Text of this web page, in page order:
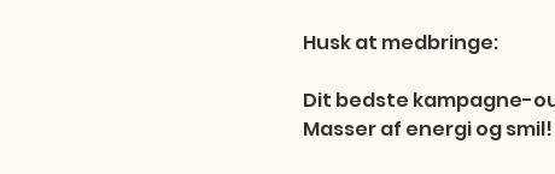
Husk at medbringe:
Dit bedste kampagne-
Masser af energi og smil!